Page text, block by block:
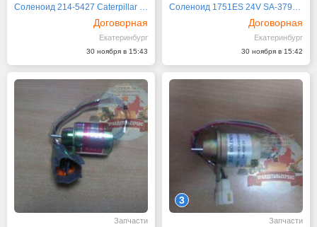
Соленоид 214-5427 Caterpillar CAT
Договорная
Екатеринбург
30 ноября в 15:43
Соленоид 1751ES 24V SA-3799-24 6290050
Договорная
Екатеринбург
30 ноября в 15:42
Запчасти
3
Запчасти